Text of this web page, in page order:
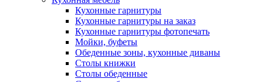
Кухонные гарнитуры
Кухонные гарнитуры на заказ
Кухонные гарнитуры фотопечать
Мойки, буфеты
Обеденные зоны, кухонные диваны
Столы книжки
Столы обеденные